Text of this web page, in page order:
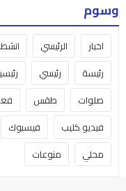
وسوم
اخبار الرئيسي
رئيسة
رئيسي
صلوات
طقس
فيديو كليب
فيسبوك
محلي
منوعات